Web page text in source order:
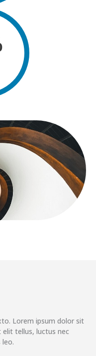
Lorem ipsum dolor sit
tellus, luctus nec
leo.